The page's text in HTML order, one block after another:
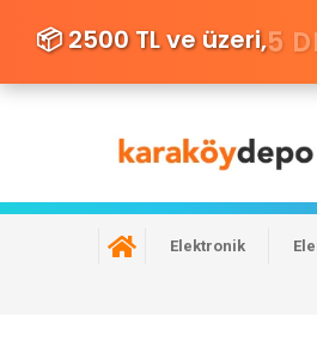
📦 2500 TL ve üzeri,5
Elektronik